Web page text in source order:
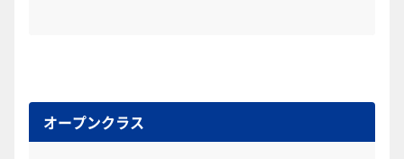
オープンクラス